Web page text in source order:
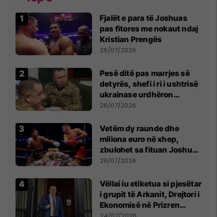
Fjalët e para të Joshuas
pas fitores me nokaut ndaj
Kristian Prengës
26/07/2026
Pesë ditë pas marrjes së
detyrës, shefi i ri i ushtrisë
ukrainase urdhëron
kontroll të madh
26/07/2026
Vetëm dy raunde dhe
miliona euro në xhep,
zbulohet sa fituan Joshua
e Prenga
26/07/2026
Vëllai iu etiketua si pjesëtar
i grupit të Arkanit, Drejtori i
Ekonomisë në Prizren